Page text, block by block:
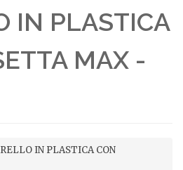
IN PLASTICA
MAX -
IN PLASTICA CON